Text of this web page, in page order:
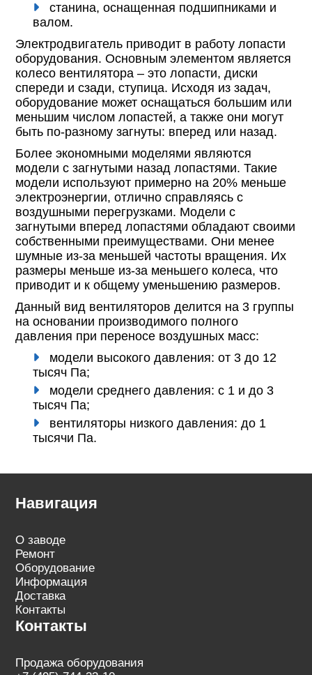
станина, оснащенная подшипниками и
валом.
Электродвигатель приводит в работу лопасти
оборудования. Основным элементом является
колесо вентилятора – это лопасти, диски
спереди и сзади, ступица. Исходя из задач,
оборудование может оснащаться большим или
меньшим числом лопастей, а также они могут
быть по-разному загнуты: вперед или назад.
Более экономными моделями являются
модели с загнутыми назад лопастями. Такие
модели используют примерно на 20% меньше
электроэнергии, отлично справляясь с
воздушными перегрузками. Модели с
загнутыми вперед лопастями обладают своими
собственными преимуществами. Они менее
шумные из-за меньшей частоты вращения. Их
размеры меньше из-за меньшего колеса, что
приводит и к общему уменьшению размеров.
Данный вид вентиляторов делится на 3 группы
на основании производимого полного
давления при переносе воздушных масс:
модели высокого давления: от 3 до 12
тысяч Па;
модели среднего давления: с 1 и до 3
тысяч Па;
вентиляторы низкого давления: до 1
тысячи Па.
Навигация
О заводе
Ремонт
Оборудование
Информация
Доставка
Контакты
Контакты
Продажа оборудования